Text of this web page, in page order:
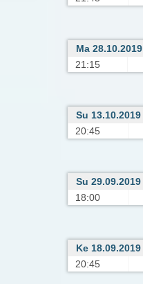
Ma 28.10.2019
21:15
Su 13.10.2019
20:45
Su 29.09.2019
18:00
Ke 18.09.2019
20:45